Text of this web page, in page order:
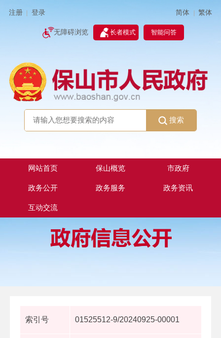
注册 登录 简体 | 繁体
无障碍浏览 长者模式 智能问答
搜索
网站首页 保山概览 市政府
政务公开 政务服务 政务资讯
互动交流
索引号 01525512-9/20240925-00001